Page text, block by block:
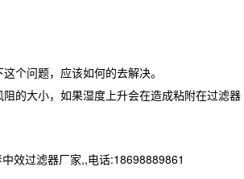
个问题，应该如何的去解决。
的大小，如果湿度上升会在造成粘附在过滤器
效过滤器厂家,,电话:18698889861